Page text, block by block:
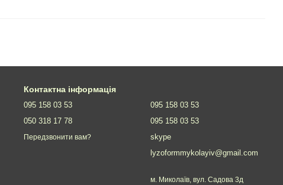
Контактна інформація
095 158 03 53
050 318 17 78
Передзвонити вам?
095 158 03 53
095 158 03 53
skype
lyzoformmykolayiv@gmail.com
м. Миколаїв, вул. Садова 3д